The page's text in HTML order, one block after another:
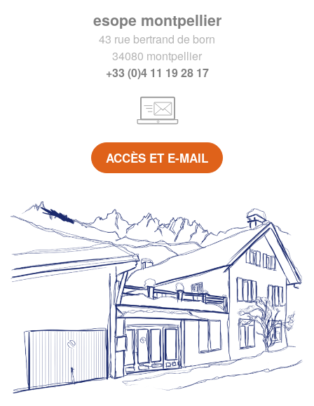
esope montpellier
43 rue bertrand de born
34080 montpellier
+33 (0)4 11 19 28 17
ACCÈS ET E-MAIL